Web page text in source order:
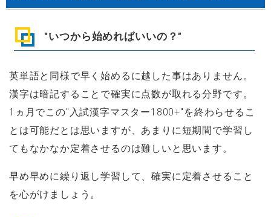
"いつから始めればいいの？"
英単語と同様で早く始めるに越した事はありません。
漢字は暗記することで確実に点数が取れる分野です。
1ヵ月でこの"入試漢字マスター1800+"を終わらせるこ
とは可能だとは思いますが、あまりに短期間で学習し
てもなかなか定着させるのは難しいと思います。
早め早めに繰り返し学習して、確実に定着させること
を心がけましょう。